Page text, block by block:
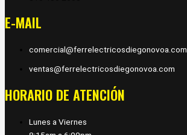
E-MAIL
comercial@ferrelectricosdiegonovoa.com
ventas@ferrelectricosdiegonovoa.com
HORARIO DE ATENCIÓN
Lunes a Viernes